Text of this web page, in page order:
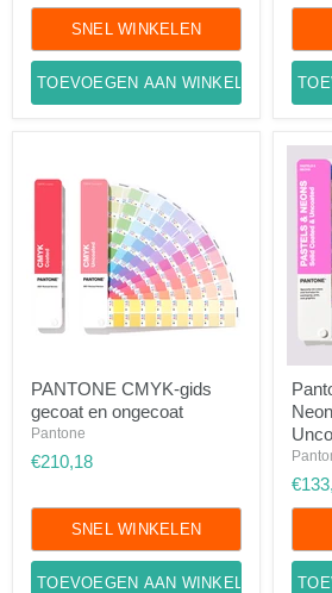
SNEL WINKELEN
TOEVOEGEN AAN WINKELWAGEN
CMYK-
gids
gecoat
ongecoat
PANTONE CMYK-gids
gecoat en ongecoat
Pantone
€210,18
SNEL WINKELEN
TOEVOEGEN AAN WINKELWAGEN
en
Neons
Guide
en